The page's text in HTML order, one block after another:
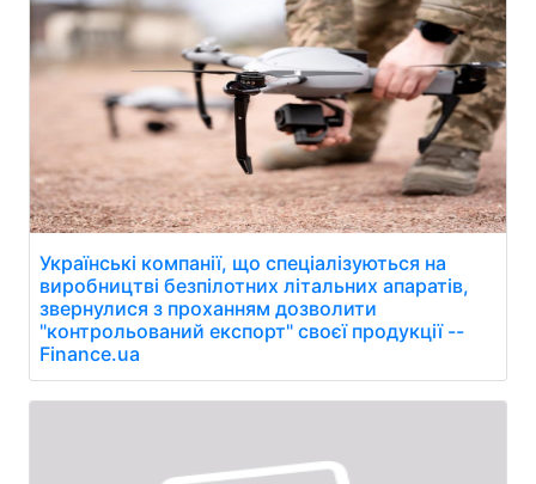
Українські компанії, що спеціалізуються на
виробництві безпілотних літальних апаратів,
звернулися з проханням дозволити
"контрольований експорт" своєї продукції --
Finance.ua